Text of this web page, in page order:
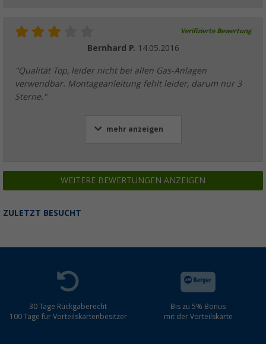
Verifizierte Bewertung
Bernhard P. 14.05.2016
"Qualität Top, leider nicht bei allen Gas-Anlagen
verwendbar. Montageanleitung fehlt leider, darum nur 3
Sterne."
mehr anzeigen
WEITERE BEWERTUNGEN ANZEIGEN
ZULETZT BESUCHT
30 Tage Rückgaberecht
100 Tage für Vorteilskartenbesitzer
Bis zu 5% Bonus
mit der Vorteilskarte